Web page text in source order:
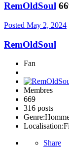
RemOldSoul
Posted May 2, 2024
RemOldSoul
Fan
Membres
669
316 posts
Genre:
Localisation:
Share